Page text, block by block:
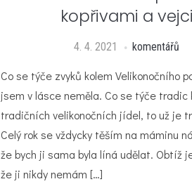
kopřivami a vejci
4. 4. 2021 komentářů
Co se týče zvyků kolem Velikonočního
jsem v lásce neměla. Co se týče tradic
tradičních velikonočních jídel, to už je
Celý rok se vždycky těším na máminu
že bych ji sama byla líná udělat. Obtíž
že ji nikdy nemám […]